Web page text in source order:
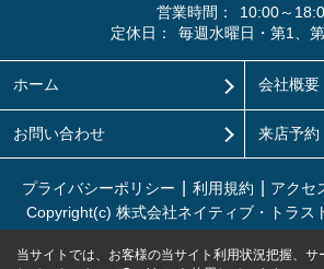
営業時間：
10:00～
定休日：
毎週水曜日・第1、
ホーム 会社概要
お問い合わせ 来店予約
プライバシーポリシー 利用規約 アクセ
Copyright(c) 株式会社ネイティブ・トラス
当サイトでは、お客様の当サイト利用状況把握、サ